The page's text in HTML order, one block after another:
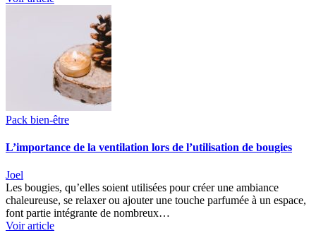
Pack bien-être
L’importance de la ventilation lors de l’utilisation de bougies
Joel
Les bougies, qu’elles soient utilisées pour créer une ambiance
chaleureuse, se relaxer ou ajouter une touche parfumée à un espace,
font partie intégrante de nombreux…
Voir article